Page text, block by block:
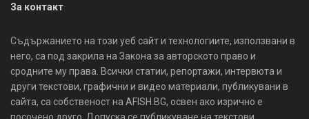
За контакт
Съдържанието на този уеб сайт и технологиите, използвани в
него, са под закрила на Закона за авторското право и
сродните му права. Всички статии, репортажи, интервюта и
други текстови, графични и видео материали, публикувани в
сайта, са собственост на AFISH.BG, освен ако изрично е
посочено друго. Допуска се публикуване на текстови